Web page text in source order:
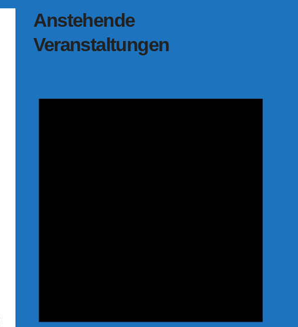
Anstehende
Veranstaltungen